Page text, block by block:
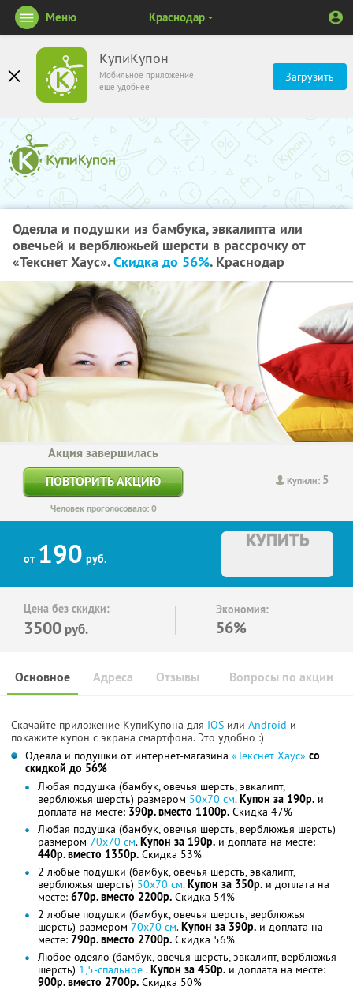
КупиКупон
Мобильное приложение
ещё удобнее
Загрузить
Меню Краснодар
Одеяла и подушки из бамбука, эвкалипта или
овечьей и верблюжьей шерсти в рассрочку от
«Текснет Хаус».Скидка до 56%. Краснодар
Купили: 5
Акция завершилась
ПОВТОРИТЬ АКЦИЮ
Человек проголосовало: 0
от 190 руб.
КУПИТЬ
Цена без скидки:
3500 руб.
Экономия:
56%
Основное Отзывы Вопросы по акции
Адреса
Скачайте приложение КупиКупона для IOS или Android и
покажите купон с экрана смартфона. Это удобно :)
Одеяла и подушки от интернет-магазина «Текснет Хаус» со
скидкой до 56%
Любая подушка (бамбук, овечья шерсть, эвкалипт,
верблюжья шерсть) размером 50х70 см.Купон за 190р. и
доплата на месте: 390р. вместо 1100р. Скидка 47%
Любая подушка (бамбук, овечья шерсть, верблюжья шерсть)
размером 70х70 см.Купон за 190р. и доплата на месте:
440р. вместо 1350р. Скидка 53%
2 любые подушки (бамбук, овечья шерсть, эвкалипт,
верблюжья шерсть) 50х70 см.Купон за 350р. и доплата на
месте: 670р. вместо 2200р. Скидка 54%
2 любые подушки (бамбук, овечья шерсть, верблюжья
шерсть) размером 70х70 см.Купон за 390р. и доплата на
месте: 790р. вместо 2700р. Скидка 56%
Любое одеяло (бамбук, овечья шерсть, эвкалипт, верблюжья
шерсть) 1,5-спальное .Купон за 450р. и доплата на месте:
900р. вместо 2700р. Скидка 50%